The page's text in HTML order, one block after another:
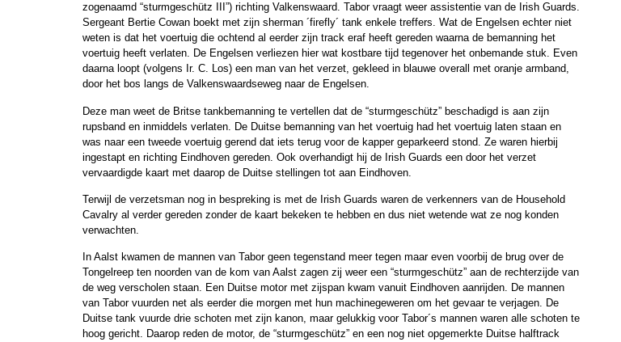
zogenaamd “sturmgeschütz III”) richting Valkenswaard. Tabor vraagt weer assistentie van de Irish Guards.
Sergeant Bertie Cowan boekt met zijn sherman ´firefly´ tank enkele treffers. Wat de Engelsen echter niet
weten is dat het voertuig die ochtend al eerder zijn track eraf heeft gereden waarna de bemanning het
voertuig heeft verlaten. De Engelsen verliezen hier wat kostbare tijd tegenover het onbemande stuk. Even
daarna loopt (volgens Ir. C. Los) een man van het verzet, gekleed in blauwe overall met oranje armband,
door het bos langs de Valkenswaardseweg naar de Engelsen.
Deze man weet de Britse tankbemanning te vertellen dat de “sturmgeschütz” beschadigd is aan zijn
rupsband en inmiddels verlaten. De Duitse bemanning van het voertuig had het voertuig laten staan en
was naar een tweede voertuig gerend dat iets terug voor de kapper geparkeerd stond. Ze waren hierbij
ingestapt en richting Eindhoven gereden. Ook overhandigt hij de Irish Guards een door het verzet
vervaardigde kaart met daarop de Duitse stellingen tot aan Eindhoven.
Terwijl de verzetsman nog in bespreking is met de Irish Guards waren de verkenners van de Household
Cavalry al verder gereden zonder de kaart bekeken te hebben en dus niet wetende wat ze nog konden
verwachten.
In Aalst kwamen de mannen van Tabor geen tegenstand meer tegen maar even voorbij de brug over de
Tongelreep ten noorden van de kom van Aalst zagen zij weer een “sturmgeschütz” aan de rechterzijde van
de weg verscholen staan. Een Duitse motor met zijspan kwam vanuit Eindhoven aanrijden. De mannen
van Tabor vuurden net als eerder die morgen met hun machinegeweren om het gevaar te verjagen. De
Duitse tank vuurde drie schoten met zijn kanon, maar gelukkig voor Tabor´s mannen waren alle schoten te
hoog gericht. Daarop reden de motor, de “sturmgeschütz” en een nog niet opgemerkte Duitse halftrack